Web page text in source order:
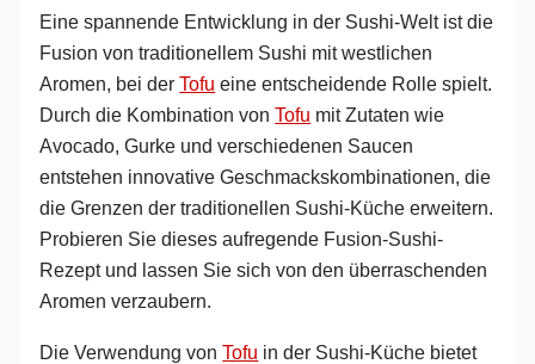
Eine spannende Entwicklung in der Sushi-Welt ist die
Fusion von traditionellem Sushi mit westlichen
Aromen, bei derTofu eine entscheidende Rolle spielt.
Durch die Kombination vonTofu mit Zutaten wie
Avocado, Gurke und verschiedenen Saucen
entstehen innovative Geschmackskombinationen, die
die Grenzen der traditionellen Sushi-Küche erweitern.
Probieren Sie dieses aufregende Fusion-Sushi-
Rezept und lassen Sie sich von den überraschenden
Aromen verzaubern.
Die Verwendung vonTofu in der Sushi-Küche bietet